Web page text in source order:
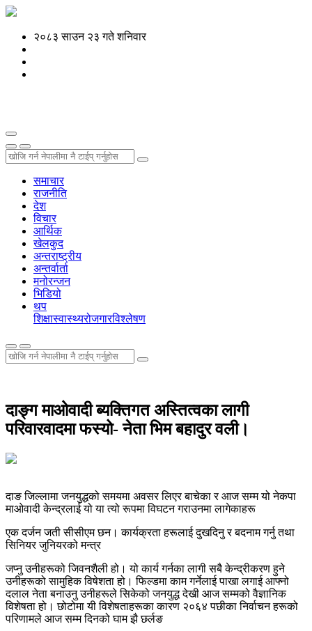
२०८३ साउन २३ गते शनिवार
समाचार
राजनीति
देश
विचार
आर्थिक
खेलकुद
अन्तराष्ट्रीय
अन्तर्वार्ता
मनोरन्जन
भिडियो
थप
शिक्षास्वास्थ्यरोजगारविश्लेषण
दाङ्ग माओवादी ब्यक्तिगत अस्तित्वका लागी
परिवारवादमा फस्यो- नेता भिम बहादुर वली।
दाङ जिल्लामा जनयुद्धको समयमा अवसर लिएर बाचेका र आज सम्म यो नेकपा
माओवादी केन्द्रलाई यो या त्यो रूपमा विघटन गराउनमा लागेकाहरू
एक दर्जन जती सीसीएम छन। कार्यक्रता हरूलाई दुखदिनु र बदनाम गर्नु तथा
सिनियर जुनियरको मन्त्र
जप्नु उनीहरूको जिवनशैली हो। यो कार्य गर्नका लागी सबै केन्द्रीकरण हुने
उनीहरूको सामुहिक विषेशता हो। फिल्डमा काम गर्नेलाई पाखा लगाई आफ्नो
दलाल नेता बनाउनु उनीहरूले सिकेको जनयुद्ध देखी आज सम्मको वैज्ञानिक
विशेषता हो। छोटोमा यी विशेषताहरूका कारण २०६४ पछीका निर्वाचन हरूको
परिणामले आज सम्म दिनको घाम झै छर्लङ